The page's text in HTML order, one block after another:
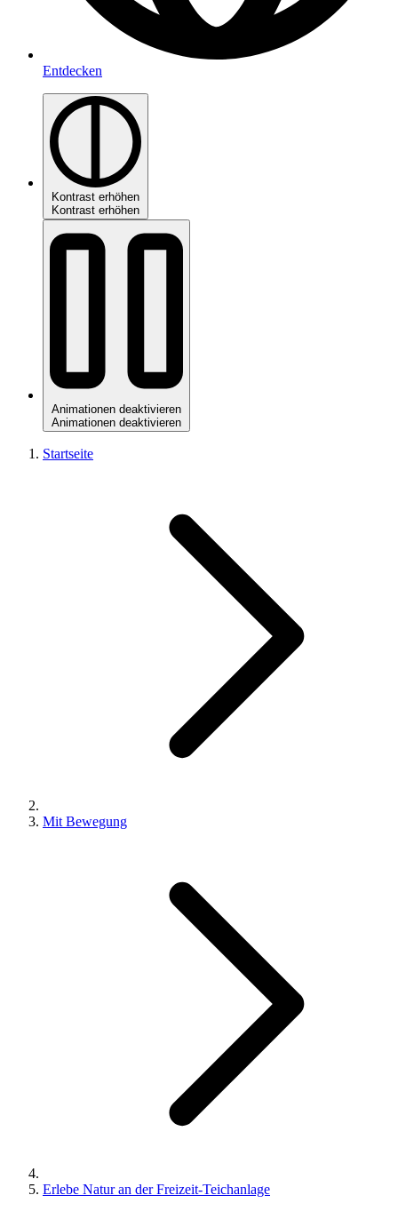
Entdecken
Kontrast erhöhen
Kontrast erhöhen
Animationen deaktivieren
Animationen deaktivieren
Startseite
Mit Bewegung
Erlebe Natur an der Freizeit-Teichanlage